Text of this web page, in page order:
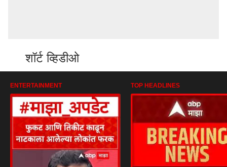
शॉर्ट व्हिडीओ
ENTERTAINMENT TOP HEADLINES